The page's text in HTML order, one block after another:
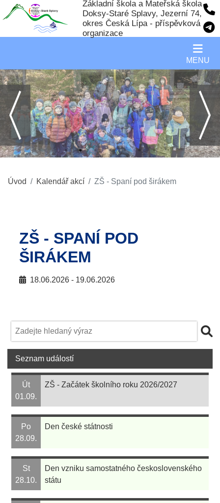
Základní škola a Mateřská škola
Doksy-Staré Splavy, Jezerní 74,
okres Česká Lípa - příspěvková
organizace
MENU
Úvod Kalendář akcí ZŠ - Spaní pod širákem
ZŠ - SPANÍ POD
ŠIRÁKEM
18.06.2026 - 19.06.2026
Seznam událostí
Út
01.09.
ZŠ - Začátek školního roku 2026/2027
Po
28.09.
Den české státnosti
St
28.10.
Den vzniku samostatného československého
státu